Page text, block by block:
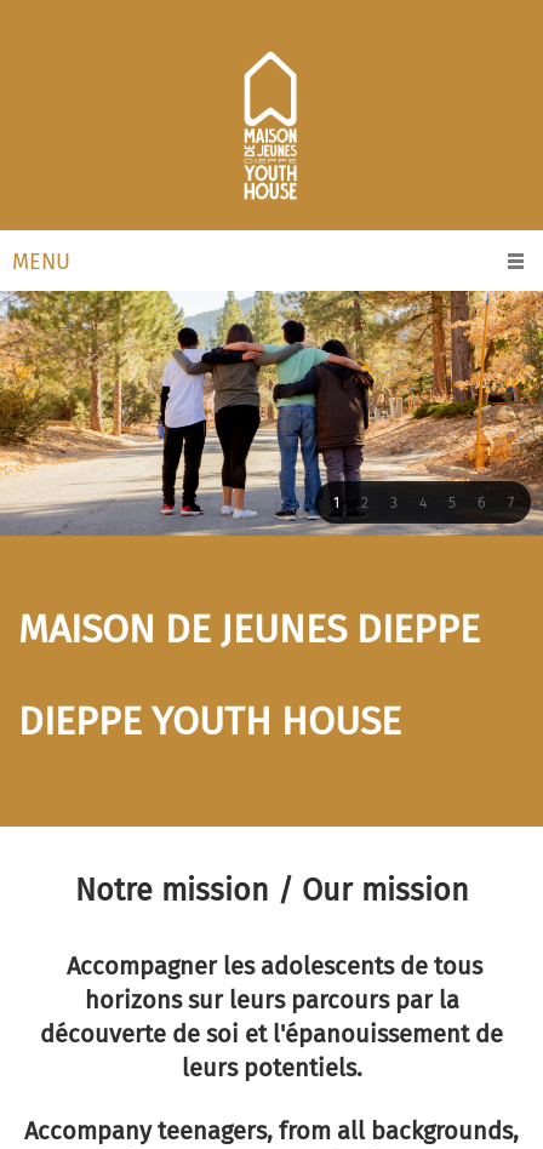
MENU
1 2 3 4 5 6 7
MAISON DE JEUNES DIEPPE
DIEPPE YOUTH HOUSE
Notre mission / Our mission
Accompagner les adolescents de tous
horizons sur leurs parcours par la
découverte de soi et l'épanouissement de
leurs potentiels.
Accompany teenagers, from all backgrounds,